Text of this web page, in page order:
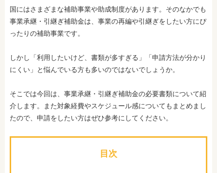
国にはさまざまな補助事業や助成制度があります。そのなかでも
事業承継・引継ぎ補助金は、事業の再編や引継ぎをしたい方にぴ
ったりの補助事業です。
しかし「利用したいけど、書類が多すぎる」「申請方法が分かり
にくい」と悩んでいる方も多いのではないでしょうか。
そこでは今回は、事業承継・引継ぎ補助金の必要書類について紹
介します。また対象経費やスケジュール感についてもまとめまし
たので、申請をしたい方はぜひ参考にしてください。
目次